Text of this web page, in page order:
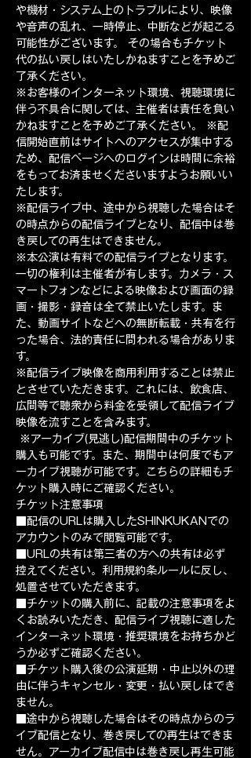
や機材・システム上のトラブルにより、映像
や音声の乱れ、一時停止、中断などが起こる
可能性がございます。 その場合もチケット
代の払い戻しはいたしかねますことを予めご
了承ください。
※お客様のインターネット環境、視聴環境に
伴う不具合に関しては、主催者は責任を負い
かねますことを予めご了承ください。 ※配
信開始直前はサイトへのアクセスが集中する
ため、配信ページへのログインは時間に余裕
をもってお済ませくださいますようお願いい
たします。
※配信ライブ中、途中から視聴した場合はそ
の時点からの配信ライブとなり、配信中は巻
き戻しての再生はできません。
※本公演は有料での配信ライブとなります。
一切の権利は主催者が有します。カメラ・ス
マートフォンなどによる映像および画面の録
画・撮影・録音は全て禁止いたします。ま
た、動画サイトなどへの無断転載・共有を行
った場合、法的責任に問われる場合がありま
す。
※配信ライブ映像を商用利用することは禁止
とさせていただきます。これには、飲食店、
広間等で聴衆から料金を受領して配信ライブ
映像を流すことを含みます。
※アーカイブ(見逃し)配信期間中のチケット
購入も可能です。また、期間中は何度でもア
ーカイブ視聴が可能です。こちらの詳細もチ
ケット購入時にご確認ください。
チケット注意事項
■配信のURLは購入したSHINKUKANでの
アカウントのみで閲覧可能です。
■URLの共有は第三者の方への共有は必ず
控えてください。利用規約条ルールに反し、
処置させていただきます。
■チケットの購入前に、記載の注意事項をよ
くお読みいただき、配信ライブ視聴に適した
インターネット環境・推奨環境をお持ちかど
うか必ずご確認ください。
■チケット購入後の公演延期・中止以外の理
由に伴うキャンセル・変更・払い戻しはでき
ません。
■途中から視聴した場合はその時点からのラ
イブ配信となり、巻き戻しての再生はできま
せん。アーカイブ配信中は巻き戻し再生可能